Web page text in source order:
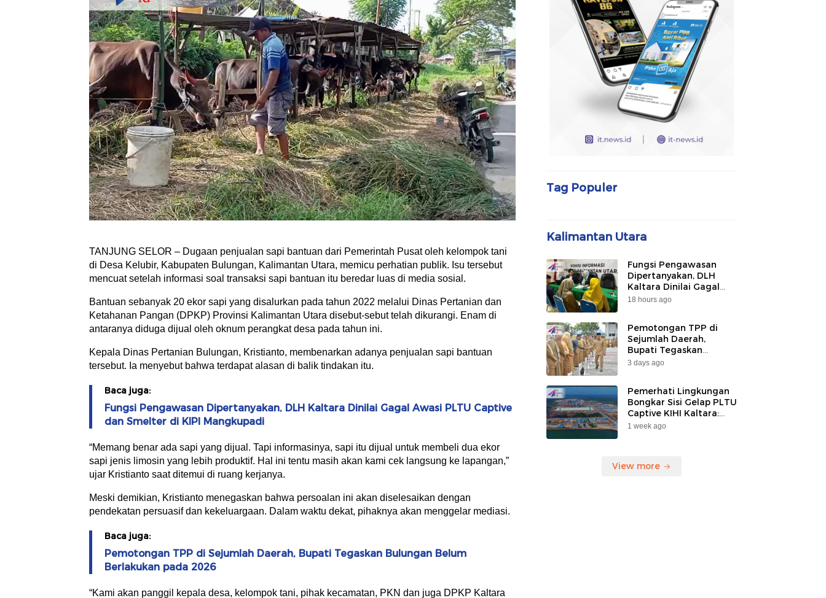
TANJUNG SELOR – Dugaan penjualan sapi bantuan dari Pemerintah Pusat oleh kelompok tani
di Desa Kelubir, Kabupaten Bulungan, Kalimantan Utara, memicu perhatian publik. Isu tersebut
mencuat setelah informasi soal transaksi sapi bantuan itu beredar luas di media sosial.
Bantuan sebanyak 20 ekor sapi yang disalurkan pada tahun 2022 melalui Dinas Pertanian dan
Ketahanan Pangan (DPKP) Provinsi Kalimantan Utara disebut-sebut telah dikurangi. Enam di
antaranya diduga dijual oleh oknum perangkat desa pada tahun ini.
Kepala Dinas Pertanian Bulungan, Kristianto, membenarkan adanya penjualan sapi bantuan
tersebut. Ia menyebut bahwa terdapat alasan di balik tindakan itu.
Baca juga:
Fungsi Pengawasan Dipertanyakan, DLH Kaltara Dinilai Gagal Awasi PLTU Captive
dan Smelter di KIPI Mangkupadi
“Memang benar ada sapi yang dijual. Tapi informasinya, sapi itu dijual untuk membeli dua ekor
sapi jenis limosin yang lebih produktif. Hal ini tentu masih akan kami cek langsung ke lapangan,”
ujar Kristianto saat ditemui di ruang kerjanya.
Meski demikian, Kristianto menegaskan bahwa persoalan ini akan diselesaikan dengan
pendekatan persuasif dan kekeluargaan. Dalam waktu dekat, pihaknya akan menggelar mediasi.
Baca juga:
Pemotongan TPP di Sejumlah Daerah, Bupati Tegaskan Bulungan Belum
Berlakukan pada 2026
“Kami akan panggil kepala desa, kelompok tani, pihak kecamatan, PKN dan juga DPKP Kaltara
Tag Populer
Kalimantan Utara
Fungsi Pengawasan
Dipertanyakan, DLH
Kaltara Dinilai Gagal
Awasi PLTU Captive dan
18 hours ago
Pemotongan TPP di
Sejumlah Daerah,
Bupati Tegaskan
Bulungan Belum
3 days ago
Pemerhati Lingkungan
Bongkar Sisi Gelap PLTU
Captive KIHI Kaltara:
“Industri Hijau Hanya
1 week ago
View more